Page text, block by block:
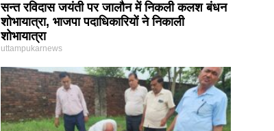
सन्त रविदास जयंती पर जालौन में निकली कलश बंधन
शोभायात्रा, भाजपा पदाधिकारियों ने निकाली
शोभायात्रा
uttampukarnews